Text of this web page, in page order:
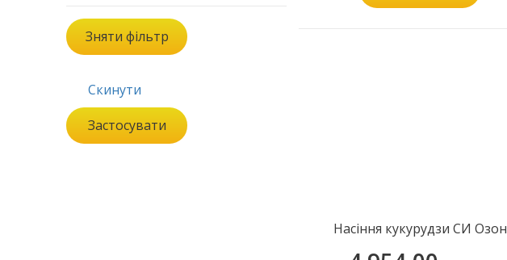
Зняти фільтр
Скинути
Застосувати
Насіння кукурудзи СИ Озон